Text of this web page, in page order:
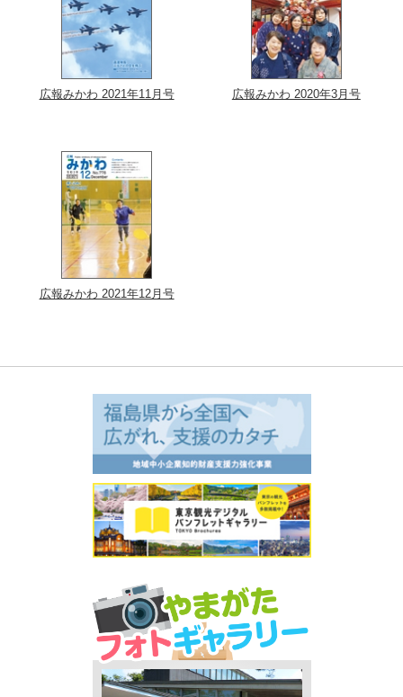
広報みかわ 2021年11月号 広報みかわ 2020年3月号
広報みかわ 2021年12月号